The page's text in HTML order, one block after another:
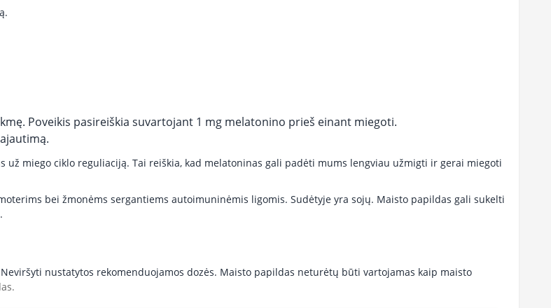
Poveikis pasireiškia suvartojant 1 mg melatonino prieš einant miegoti.
miego ciklo reguliaciją. Tai reiškia, kad melatoninas gali padėti mums lengviau užmigti ir gerai miegoti
bei žmonėms sergantiems autoimuninėmis ligomis. Sudėtyje yra sojų. Maisto papildas gali sukelti
nustatytos rekomenduojamos dozės. Maisto papildas neturėtų būti vartojamas kaip maisto